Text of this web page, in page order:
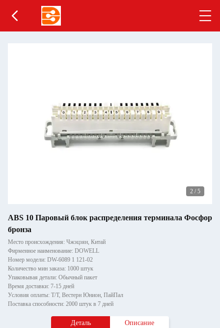
2 / 5
ABS 10 Паровый блок распределения терминала Фосфор
бронза
Место происхождения: Чжэцзян, Китай
Фирменное наименование: DOWELL
Номер модели: DW-6089 1 121-02
Количество мин заказа: 1000 штук
Упаковывая детали: Обычный пакет
Время доставки: 7-15 дней
Условия оплаты: Т/Т, Вестерн Юнион, ПайПал
Поставка способности: 2000 штук в 7 дней
Деталь Описание